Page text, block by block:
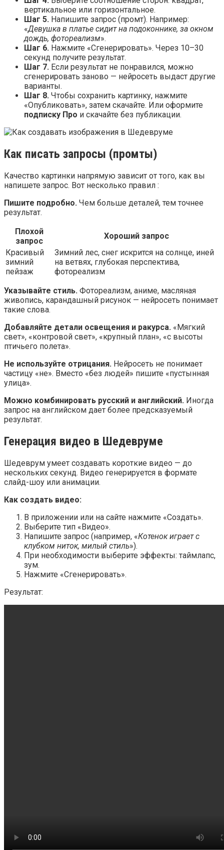
вертикальное или горизонтальное.
Шаг 5. Напишите запрос (промт). Например:
«Девушка в платье сидит на подоконнике, за окном
дождь, фотореализм».
Шаг 6. Нажмите «Сгенерировать». Через 10–30
секунд получите результат.
Шаг 7. Если результат не понравился, можно
сгенерировать заново — нейросеть выдаст другие
варианты.
Шаг 8. Чтобы сохранить картинку, нажмите
«Опубликовать», затем скачайте. Или оформите
подписку Про и скачайте без публикации.
Как писать запросы (промты)
Качество картинки напрямую зависит от того, как вы
напишете запрос. Вот несколько правил :
Пишите подробно. Чем больше деталей, тем точнее
результат.
Плохой
запрос
Хороший запрос
Красивый
зимний
пейзаж
Зимний лес, снег искрится на солнце, иней
на ветвях, глубокая перспектива,
фотореализм
Указывайте стиль. Фотореализм, аниме, масляная
живопись, карандашный рисунок — нейросеть понимает
такие слова.
Добавляйте детали освещения и ракурса. «Мягкий
свет», «контровой свет», «крупный план», «с высоты
птичьего полета».
Не используйте отрицания. Нейросеть не понимает
частицу «не». Вместо «без людей» пишите «пустынная
улица».
Можно комбинировать русский и английский. Иногда
запрос на английском дает более предсказуемый
результат.
Генерация видео в Шедевруме
Шедеврум умеет создавать короткие видео — до
нескольких секунд. Видео генерируется в формате
слайд-шоу или анимации.
Как создать видео:
В приложении или на сайте нажмите «Создать».
Выберите тип «Видео».
Напишите запрос (например, «Котенок играет с
клубком ниток, милый стиль»).
При необходимости выберите эффекты: таймлапс,
зум.
Нажмите «Сгенерировать».
Результат: